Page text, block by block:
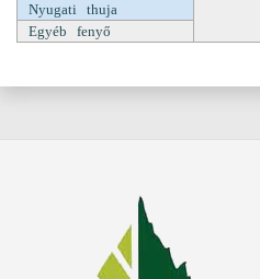
Nyugati thuja
Egyéb fenyő